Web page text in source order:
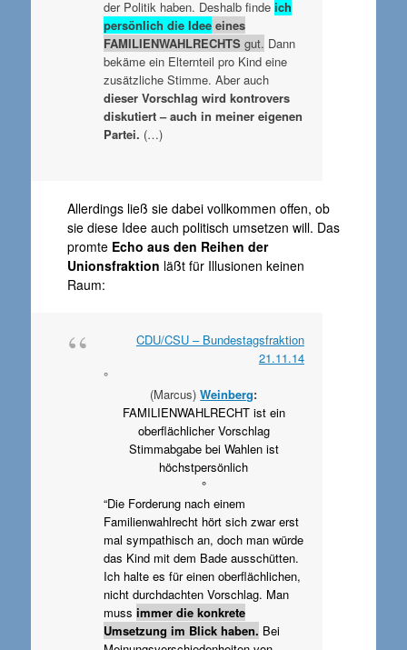
der Politik haben. Deshalb finde ich
persönlich die Ideeeines
FAMILIENWAHLRECHTS gut. Dann
bekäme ein Elternteil pro Kind eine
zusätzliche Stimme. Aber auch
dieser Vorschlag wird kontrovers
diskutiert – auch in meiner eigenen
Partei. (…)
Allerdings ließ sie dabei vollkommen offen, ob
sie diese Idee auch politisch umsetzen will. Das
promte Echo aus den Reihen der
Unionsfraktion läßt für Illusionen keinen
Raum:
CDU/CSU – Bundestagsfraktion
21.11.14
°
(Marcus)Weinberg:
FAMILIENWAHLRECHT ist ein
oberflächlicher Vorschlag
Stimmabgabe bei Wahlen ist
höchstpersönlich
°
“Die Forderung nach einem
Familienwahlrecht hört sich zwar erst
mal sympathisch an, doch man würde
das Kind mit dem Bade ausschütten.
Ich halte es für einen oberflächlichen,
nicht durchdachten Vorschlag. Man
muss immer die konkrete
Umsetzung im Blick haben. Bei